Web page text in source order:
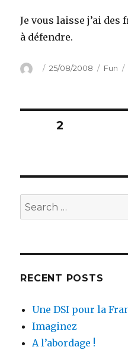
Je vous laisse j’ai
à défendre.
Author
Posted
25/08/2008 Fun
Posts
PAGE2
Search
for:
RECENT POSTS
Une DSI pour la
Imaginez
A l’abordage !